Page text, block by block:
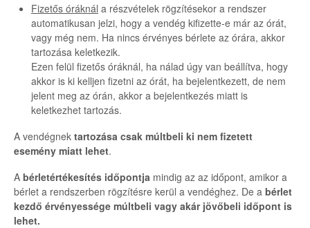
Fizetős óráknál a részvételek rögzítésekor a rendszer
automatikusan jelzi, hogy a vendég kifizette-e már az órát,
vagy még nem. Ha nincs érvényes bérlete az órára, akkor
tartozása keletkezik.
Ezen felül fizetős óráknál, ha nálad úgy van beállítva, hogy
akkor is ki kelljen fizetni az órát, ha bejelentkezett, de nem
jelent meg az órán, akkor a bejelentkezés miatt is
keletkezhet tartozás.
A vendégnek tartozása csak múltbeli ki nem fizetett
esemény miatt lehet.
A bérletértékesítés időpontja mindig az az időpont, amikor a
bérlet a rendszerben rögzítésre kerül a vendéghez. De a bérlet
kezdő érvényessége múltbeli vagy akár jövőbeli időpont is
lehet.